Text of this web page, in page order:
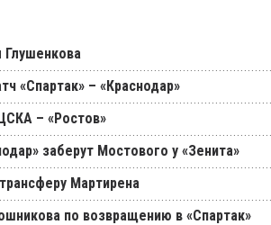
«Спартак» – «Краснодар»
– «Ростов»
заберут Мостового у «Зенита»
Мартирена
по возвращению в «Спартак»